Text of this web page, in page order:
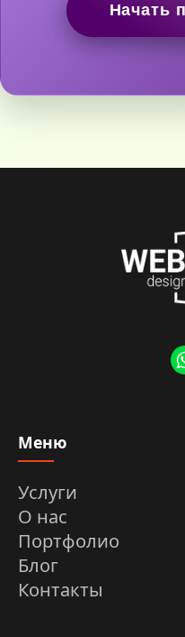
Начать
Меню
Услуги
О нас
Портфолио
Блог
Контакты